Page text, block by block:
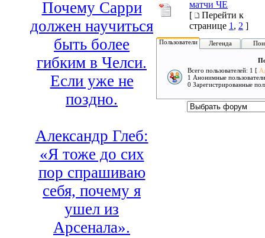
Почему Сарри
должен научиться
быть более
гибким в Челси.
Если уже не
поздно.
Александр Глеб:
«Я тоже до сих
пор спрашиваю
себя, почему я
ушел из
Арсенала».
матчи ЧЕ
[
Перейти к
странице 1 , 2 ]
Пользователи Легенда
Всего пользователей: 1 [
1 Анонимные пользователи
0 Зарегистрированные